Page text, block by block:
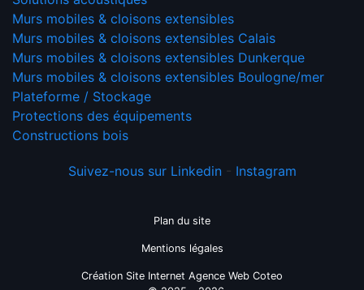
Murs mobiles & cloisons extensibles
Murs mobiles & cloisons extensibles Calais
Murs mobiles & cloisons extensibles Dunkerque
Murs mobiles & cloisons extensibles Boulogne/mer
Plateforme / Stockage
Protections des équipements
Constructions bois
Suivez-nous sur Linkedin- Instagram
Plan du site
Mentions légales
Création Site Internet Agence Web Coteo